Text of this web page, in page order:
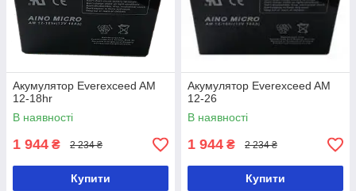
Акумулятор Everexceed AM
12-18hr
В наявності
1 944 ₴ 2 234 ₴
Купити
Акумулятор Everexceed AM
12-26
В наявності
1 944 ₴ 2 234 ₴
Купити